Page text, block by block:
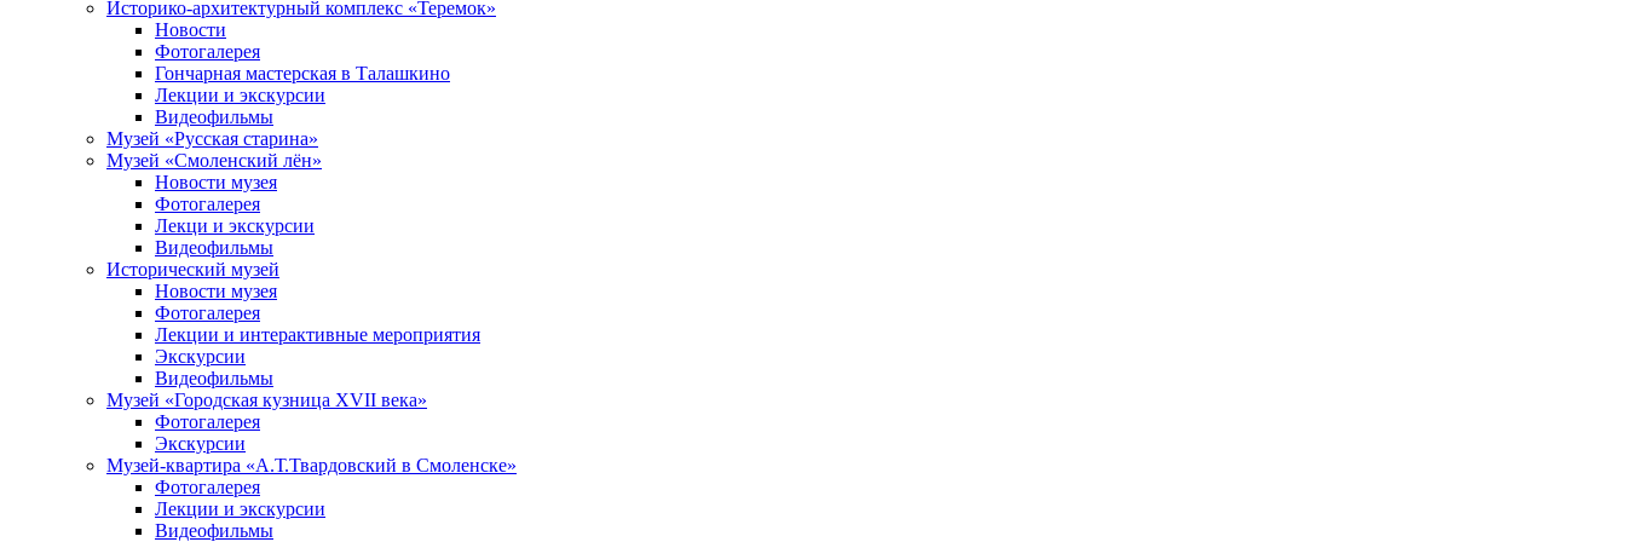
Историко-архитектурный комплекс «Теремок»
Новости
Фотогалерея
Гончарная мастерская в Талашкино
Лекции и экскурсии
Видеофильмы
Музей «Русская старина»
Музей «Смоленский лён»
Новости музея
Фотогалерея
Лекци и экскурсии
Видеофильмы
Исторический музей
Новости музея
Фотогалерея
Лекции и интерактивные мероприятия
Экскурсии
Видеофильмы
Музей «Городская кузница XVII века»
Фотогалерея
Экскурсии
Музей-квартира «А.Т.Твардовский в Смоленске»
Фотогалерея
Лекции и экскурсии
Видеофильмы